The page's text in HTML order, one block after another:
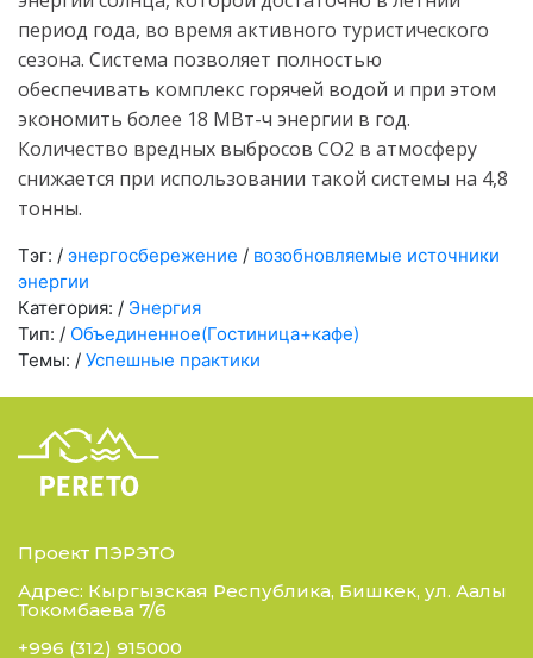
период года, во время активного туристического
сезона. Система позволяет полностью
обеспечивать комплекс горячей водой и при этом
экономить более 18 МВт-ч энергии в год.
Количество вредных выбросов СО2 в атмосферу
снижается при использовании такой системы на 4,8
тонны.
Тэг: / энергосбережение / возобновляемые источники
энергии
Категория: / Энергия
Тип: / Объединенное(Гостиница+кафе)
Темы: / Успешные практики
Проект ПЭРЭТО
Адрес: Кыргызская Республика, Бишкек, ул. Аалы
Токомбаева 7/6
+996 (312) 915000